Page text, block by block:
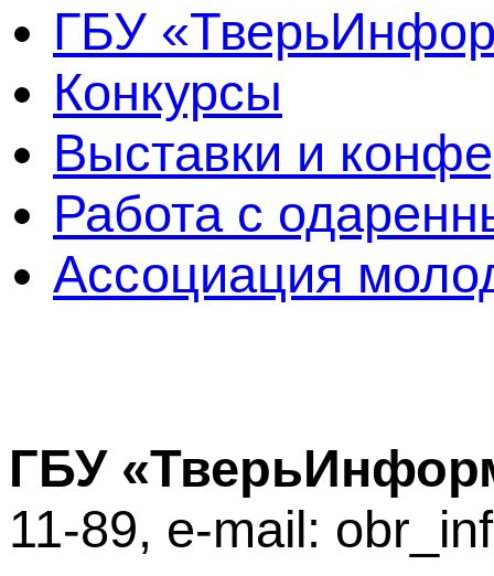
ГБУ
Конкурсы
Выставки и
Работа с
Ассоциация
ГБУ
11-89, e-mail: